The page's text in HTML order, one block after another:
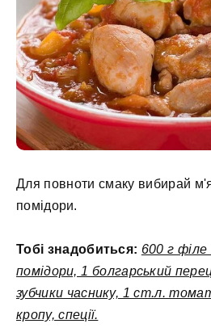
Для повноти смаку вибирай
помідори.
Тобі знадобиться: 600 г філе
помідори, 1 болгарський
зубчики часнику, 1 ст.л.
кропу, спеції.